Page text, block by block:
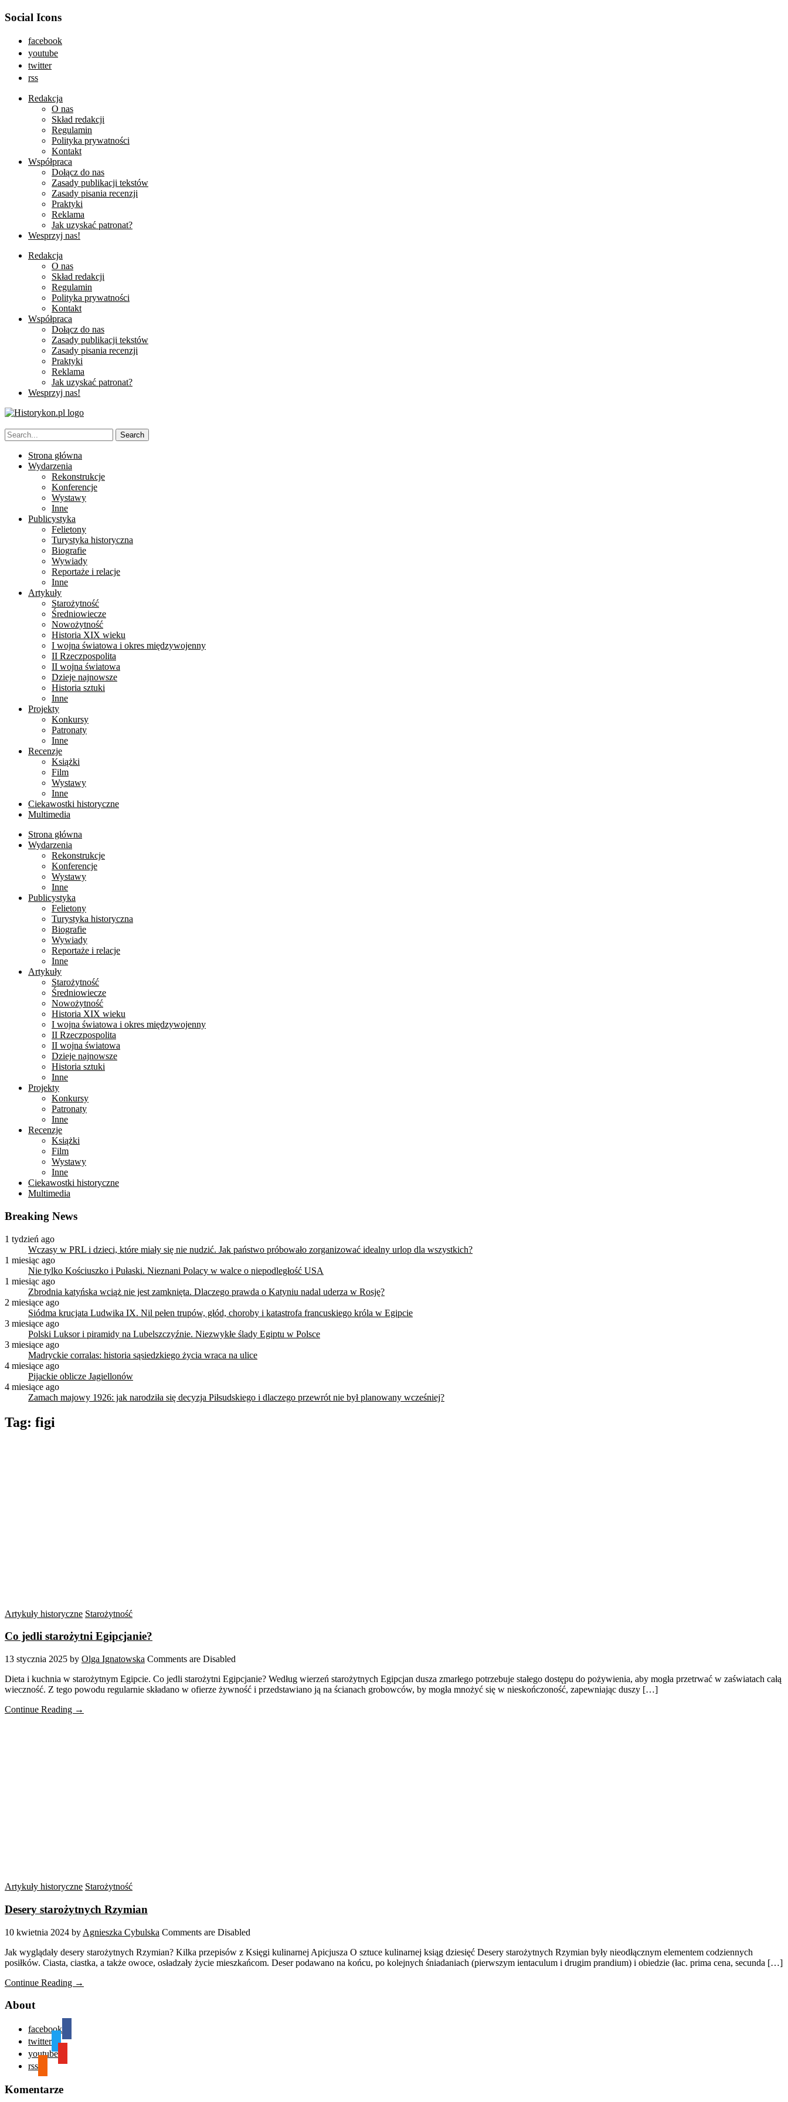
Social Icons
facebook
youtube
twitter
rss
Redakcja
O nas
Skład redakcji
Regulamin
Polityka prywatności
Kontakt
Współpraca
Dołącz do nas
Zasady publikacji tekstów
Zasady pisania recenzji
Praktyki
Reklama
Jak uzyskać patronat?
Wesprzyj nas!
Redakcja
O nas
Skład redakcji
Regulamin
Polityka prywatności
Kontakt
Współpraca
Dołącz do nas
Zasady publikacji tekstów
Zasady pisania recenzji
Praktyki
Reklama
Jak uzyskać patronat?
Wesprzyj nas!
Strona główna
Wydarzenia
Rekonstrukcje
Konferencje
Wystawy
Inne
Publicystyka
Felietony
Turystyka historyczna
Biografie
Wywiady
Reportaże i relacje
Inne
Artykuły
Starożytność
Średniowiecze
Nowożytność
Historia XIX wieku
I wojna światowa i okres międzywojenny
II Rzeczpospolita
II wojna światowa
Dzieje najnowsze
Historia sztuki
Inne
Projekty
Konkursy
Patronaty
Inne
Recenzje
Książki
Film
Wystawy
Inne
Ciekawostki historyczne
Multimedia
Strona główna
Wydarzenia
Rekonstrukcje
Konferencje
Wystawy
Inne
Publicystyka
Felietony
Turystyka historyczna
Biografie
Wywiady
Reportaże i relacje
Inne
Artykuły
Starożytność
Średniowiecze
Nowożytność
Historia XIX wieku
I wojna światowa i okres międzywojenny
II Rzeczpospolita
II wojna światowa
Dzieje najnowsze
Historia sztuki
Inne
Projekty
Konkursy
Patronaty
Inne
Recenzje
Książki
Film
Wystawy
Inne
Ciekawostki historyczne
Multimedia
Breaking News
1 tydzień ago
Wczasy w PRL i dzieci, które miały się nie nudzić. Jak państwo próbowało zorganizować idealny urlop dla wszystkich?
1 miesiąc ago
Nie tylko Kościuszko i Pułaski. Nieznani Polacy w walce o niepodległość USA
1 miesiąc ago
Zbrodnia katyńska wciąż nie jest zamknięta. Dlaczego prawda o Katyniu nadal uderza w Rosję?
2 miesiące ago
Siódma krucjata Ludwika IX. Nil pełen trupów, głód, choroby i katastrofa francuskiego króla w Egipcie
3 miesiące ago
Polski Luksor i piramidy na Lubelszczyźnie. Niezwykłe ślady Egiptu w Polsce
3 miesiące ago
Madryckie corralas: historia sąsiedzkiego życia wraca na ulice
4 miesiące ago
Pijackie oblicze Jagiellonów
4 miesiące ago
Zamach majowy 1926: jak narodziła się decyzja Piłsudskiego i dlaczego przewrót nie był planowany wcześniej?
Tag: figi
Artykuły historyczne Starożytność
Co jedli starożytni Egipcjanie?
13 stycznia 2025 by Olga Ignatowska Comments are Disabled
Dieta i kuchnia w starożytnym Egipcie. Co jedli starożytni Egipcjanie? Według wierzeń starożytnych Egipcjan dusza zmarłego potrzebuje stałego dostępu do pożywienia, aby mogła przetrwać w zaświatach całą
wieczność. Z tego powodu regularnie składano w ofierze żywność i przedstawiano ją na ścianach grobowców, by mogła mnożyć się w nieskończoność, zapewniając duszy […]
Continue Reading →
Artykuły historyczne Starożytność
Desery starożytnych Rzymian
10 kwietnia 2024 by Agnieszka Cybulska Comments are Disabled
Jak wyglądały desery starożytnych Rzymian? Kilka przepisów z Księgi kulinarnej Apicjusza O sztuce kulinarnej ksiąg dziesięć Desery starożytnych Rzymian były nieodłącznym elementem codziennych
posiłków. Ciasta, ciastka, a także owoce, osładzały życie mieszkańcom. Deser podawano na końcu, po kolejnych śniadaniach (pierwszym ientaculum i drugim prandium) i obiedzie (łac. prima cena, secunda […]
Continue Reading →
About
facebook
twitter
youtube
rss
Komentarze